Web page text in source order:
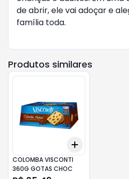
de abrir, ele vai adoçar e
família toda.
Produtos similares
Add
COLOMBA VISCONTI
360G GOTAS CHOC